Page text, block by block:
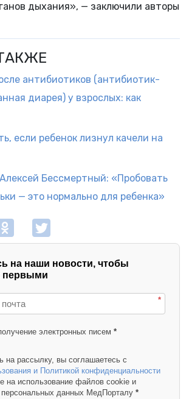
дыхания», — заключили авторы
антибиотиков (антибиотик-
диарея) у взрослых: как
если ребенок лизнул качели на
Бессмертный: «Пробовать
— это нормально для ребенка»
на наши новости, чтобы
первыми
*
электронных писем *
на рассылку, вы соглашаетесь с
и Политикой конфиденциальности
на использование файлов cookie и
персональных данных МедПорталу *